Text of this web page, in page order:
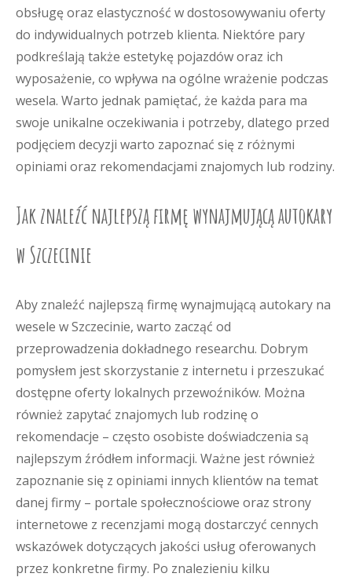
obsługę oraz elastyczność w dostosowywaniu oferty
do indywidualnych potrzeb klienta. Niektóre pary
podkreślają także estetykę pojazdów oraz ich
wyposażenie, co wpływa na ogólne wrażenie podczas
wesela. Warto jednak pamiętać, że każda para ma
swoje unikalne oczekiwania i potrzeby, dlatego przed
podjęciem decyzji warto zapoznać się z różnymi
opiniami oraz rekomendacjami znajomych lub rodziny.
Jak znaleźć najlepszą firmę wynajmującą autokary
w Szczecinie
Aby znaleźć najlepszą firmę wynajmującą autokary na
wesele w Szczecinie, warto zacząć od
przeprowadzenia dokładnego researchu. Dobrym
pomysłem jest skorzystanie z internetu i przeszukać
dostępne oferty lokalnych przewoźników. Można
również zapytać znajomych lub rodzinę o
rekomendacje – często osobiste doświadczenia są
najlepszym źródłem informacji. Ważne jest również
zapoznanie się z opiniami innych klientów na temat
danej firmy – portale społecznościowe oraz strony
internetowe z recenzjami mogą dostarczyć cennych
wskazówek dotyczących jakości usług oferowanych
przez konkretne firmy. Po znalezieniu kilku